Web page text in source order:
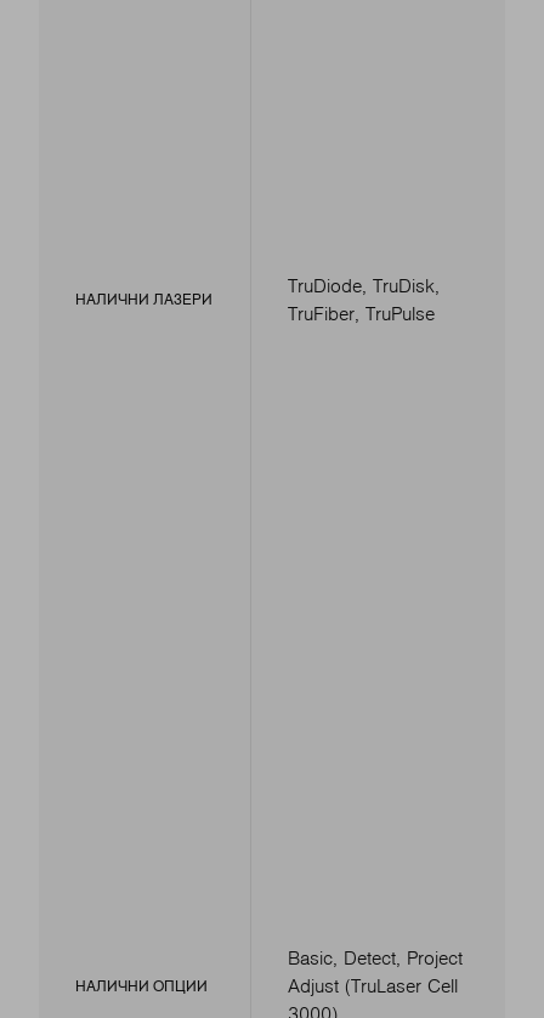
НАЛИЧНИ ЛАЗЕРИ
НАЛИЧНИ ОПЦИИ
TruDiode, TruDisk,
TruFiber, TruPulse
Basic, Detect, Project
Adjust (TruLaser Cell